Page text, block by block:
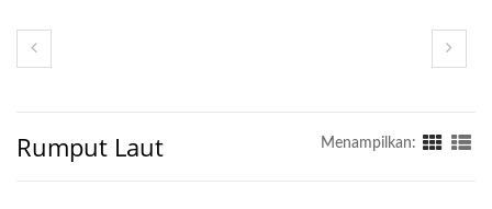
Rumput Laut Menampilkan: